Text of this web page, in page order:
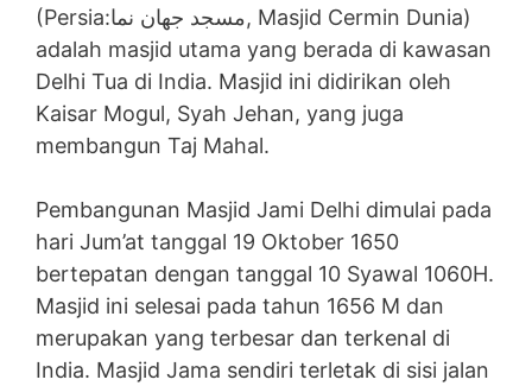
(Persia:مسجد جھان نما, Masjid Cermin Dunia)
adalah masjid utama yang berada di kawasan
Delhi Tua di India. Masjid ini didirikan oleh
Kaisar Mogul, Syah Jehan, yang juga
membangun Taj Mahal.
Pembangunan Masjid Jami Delhi dimulai pada
hari Jum’at tanggal 19 Oktober 1650
bertepatan dengan tanggal 10 Syawal 1060H.
Masjid ini selesai pada tahun 1656 M dan
merupakan yang terbesar dan terkenal di
India. Masjid Jama sendiri terletak di sisi jalan